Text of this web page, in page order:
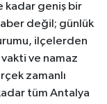
kadar geniş bir
değil; günlük
ilçelerden
ve namaz
zamanlı
tüm Antalya